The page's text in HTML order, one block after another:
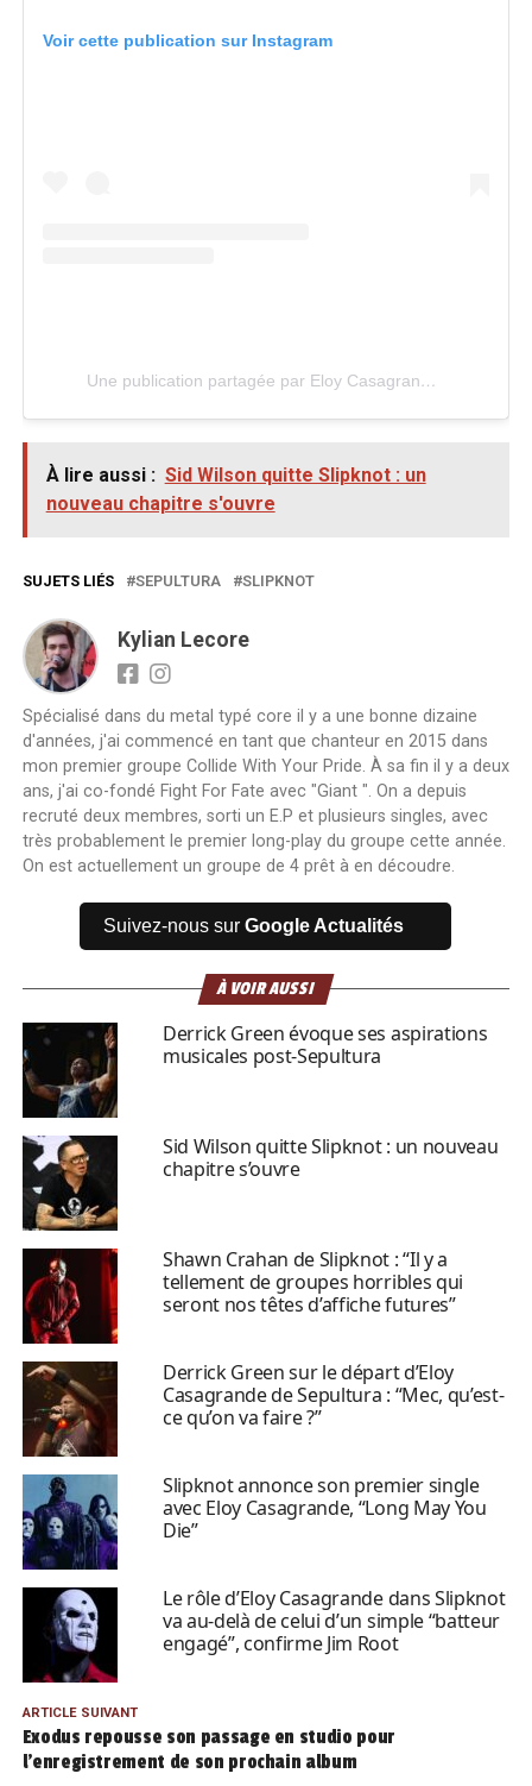
Voir cette publication sur Instagram
Une publication partagée par Eloy Casagrande (@eloycasagrande)
À lire aussi : Sid Wilson quitte Slipknot : un
nouveau chapitre s'ouvre
SUJETS LIÉS SEPULTURA SLIPKNOT
Kylian Lecore
Spécialisé dans du metal typé core il y a une bonne dizaine
d'années, j'ai commencé en tant que chanteur en 2015 dans
mon premier groupe Collide With Your Pride. À sa fin il y a deux
ans, j'ai co-fondé Fight For Fate avec "Giant ". On a depuis
recruté deux membres, sorti un E.P et plusieurs singles, avec
très probablement le premier long-play du groupe cette année.
On est actuellement un groupe de 4 prêt à en découdre.
Suivez-nous surGoogle Actualités
À VOIR AUSSI
Derrick Green évoque ses aspirations
musicales post-Sepultura
Sid Wilson quitte Slipknot : un nouveau
chapitre s’ouvre
Shawn Crahan de Slipknot : “Il y a
tellement de groupes horribles qui
seront nos têtes d’affiche futures”
Derrick Green sur le départ d’Eloy
Casagrande de Sepultura : “Mec, qu’est-
ce qu’on va faire ?”
Slipknot annonce son premier single
avec Eloy Casagrande, “Long May You
Die”
Le rôle d’Eloy Casagrande dans Slipknot
va au-delà de celui d’un simple “batteur
engagé”, confirme Jim Root
ARTICLE SUIVANT
Exodus repousse son passage en studio pour
l’enregistrement de son prochain album